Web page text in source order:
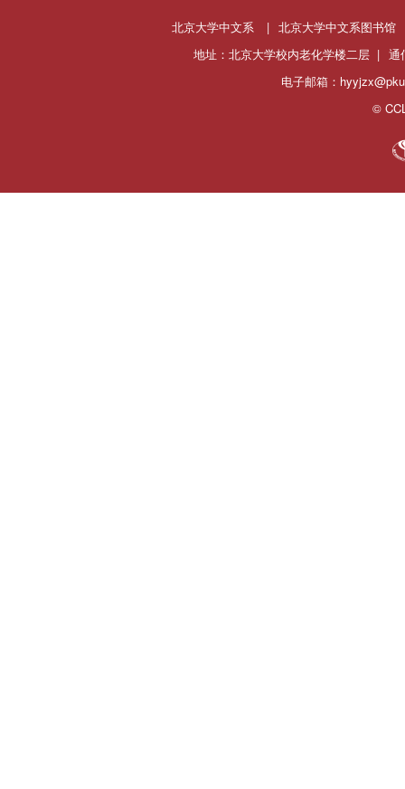
北京大学中文系 | 北京大学中文系图书馆
地址：北京大学校内老化学楼二层 | 通
电子邮箱：
©